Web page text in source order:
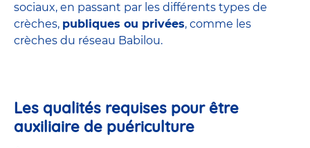
sociaux, en passant par les différents types de
crèches, publiques ou privées, comme les
crèches du réseau Babilou.
Les qualités requises pour être
auxiliaire de puériculture